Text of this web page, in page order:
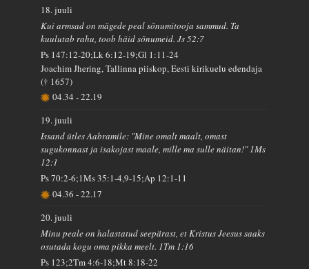
18. juuli
Kui armsad on mägede peal sõnumitooja sammud. Ta
kuulutab rahu, toob häid sõnumeid. Js 52:7
Ps 147:12-20;Lk 6:12-19;Gl 1:11-24
Joachim Jhering, Tallinna piiskop, Eesti kirikuelu edendaja
(† 1657)
04.34-22.19
19. juuli
Issand ütles Aabramile: "Mine omalt maalt, omast
sugukonnast ja isakojast maale, mille ma sulle näitan!" 1Ms
12:1
Ps 70:2-6;1Ms 35:1-4,9-15;Ap 12:1-11
04.36-22.17
20. juuli
Minu peale on halastatud seepärast, et Kristus Jeesus saaks
osutada kogu oma pikka meelt. 1Tm 1:16
Ps 123;2Tm 4:6-18;Mt 8:18-22